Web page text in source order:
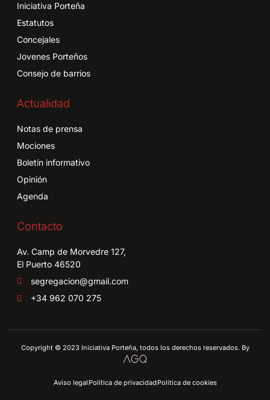
Iniciativa Porteña
Estatutos
Concejales
Jovenes Porteños
Consejo de barrios
Actualidad
Notas de prensa
Mociones
Boletín informativo
Opinión
Agenda
Contacto
Av. Camp de Morvedre 127,
El Puerto 46520
segregacion@gmail.com
+34 962 070 275
Copyright © 2023 Iniciativa Porteña, todos los derechos reservados. By
Aviso legalPolítica de privacidadPolítica de cookies